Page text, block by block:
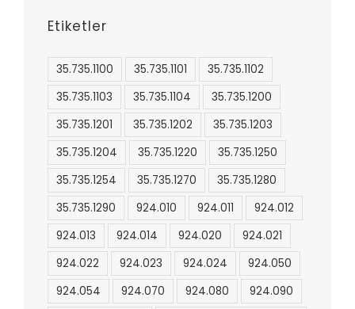
Etiketler
35.735.1100 35.735.1101
35.735.1102
35.735.1103
35.735.1104
35.735.1200
35.735.1201
35.735.1202
35.735.1203
35.735.1204
35.735.1220
35.735.1250
35.735.1254
35.735.1270
35.735.1280
35.735.1290
924.010 924.011
924.012
924.013
924.014 924.020
924.021
924.022
924.023 924.024
924.050
924.054
924.070 924.080
924.090